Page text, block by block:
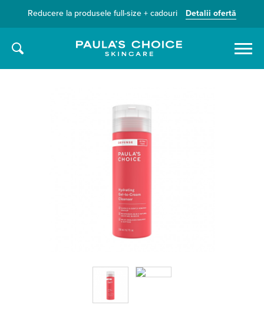
Reducere la produsele full-size + cadouri Detalii ofertă
Caută